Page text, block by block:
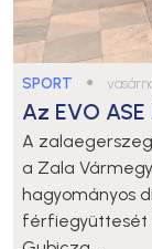
SPORT ●
Az EVO
A
a Zala
hagyományos
férfiegyüttesét